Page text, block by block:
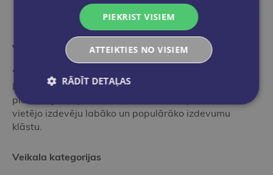
Vairāk nekā grāmatnīca
"Globuss" ir ideāla pieturvieta grāmatu pasaulē tiem,
kas vēlas iepazīties ar mūsu profesionālo,
pieredzējušo speciālistu izvēlētu - starptautisko un
vietējo izdevēju labāko un populārāko izdevumu
klāstu.
Veikala kategorijas
PIEKRIST VISIEM
ATTEIKTIES NO VISIEM
RĀDĪT DETAĻAS